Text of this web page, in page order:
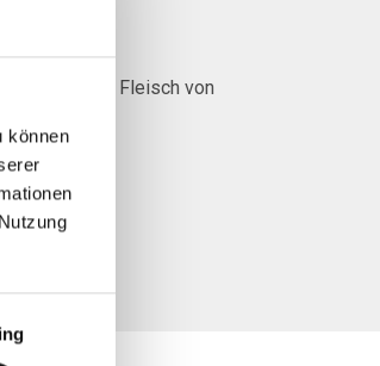
können
und Fleisch von